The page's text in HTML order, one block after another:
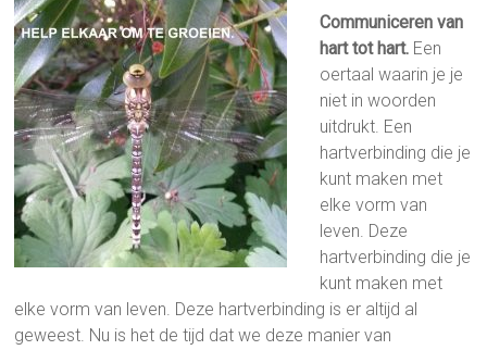
Communiceren van
hart tot hart. Een
oertaal waarin je je
niet in woorden
uitdrukt. Een
hartverbinding die je
kunt maken met
elke vorm van
leven. Deze
hartverbinding die je
kunt maken met
elke vorm van leven. Deze hartverbinding is er altijd al
geweest. Nu is het de tijd dat we deze manier van